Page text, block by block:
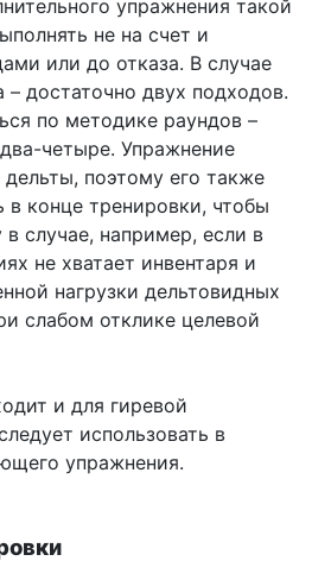
упражнения такой
не на счет и
или до отказа. В случае
– достаточно двух подходов.
по методике раундов –
четыре. Упражнение
поэтому его также
в конце тренировки, чтобы
в случае, например, если в
не хватает инвентаря и
нагрузки дельтовидных
слабом отклике целевой
и для гиревой
использовать в
упражнения.